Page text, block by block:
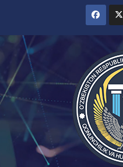
содержимому